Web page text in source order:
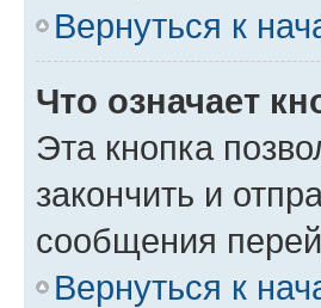
Вернуться к
Что означает
Эта кнопка
закончить и
сообщения
Вернуться к